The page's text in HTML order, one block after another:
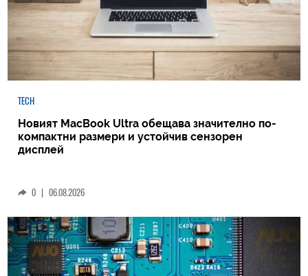
TECH
Новият MacBook Ultra обещава значително по-
компактни размери и устойчив сензорен
дисплей
0 | 06.08.2026